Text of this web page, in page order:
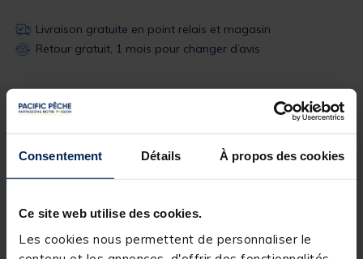
Consentement Détails À propos des cookies
Ce site web utilise des cookies.
Les cookies nous permettent de personnaliser le
Livraison gratuite en point relais et magasin
Retour gratuit, 1 mois pour changer d’avis
Description & détails
Description
Le Triple Hook Overfight est conçu pour les pêcheurs